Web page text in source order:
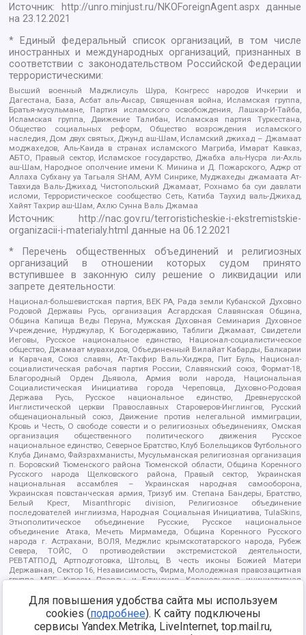
Источник: http://unro.minjust.ru/NKOForeignAgent.aspxданные
на23.12.2021
* Единый федеральный список организаций, в том числе
иностранных и международных организаций, признанных в
соответствии с законодательством Российской Федерации
террористическими:
Высший военный Маджлисуль Шура, Конгресс народов Ичкерии и
Дагестана, База, Асбат аль-Ансар, Священная война, Исламская группа,
Братья-мусульмане, Партия исламского освобождения, Лашкар-И-Тайба,
Исламская группа, Движение Талибан, Исламская партия Туркестана,
Общество социальных реформ, Общество возрождения исламского
наследия, Дом двух святых, Джунд аш-Шам, Исламский джихад – Джамаат
моджахедов, Аль-Каида в странах исламского Магриба, Имарат Кавказ,
АБТО, Правый сектор, Исламское государство, Джабха аль-Нусра ли-Ахль
аш-Шам, Народное ополчение имени К. Минина и Д. Пожарского, Аджр от
Аллаха Субхану уа Тагьаля SHAM, АУМ Синрике, Муджахеды джамаата Ат-
Тавхида Валь-Джихад, Чистопольский Джамаат, Рохнамо ба суи давлати
исломи, Террористическое сообщество Сеть, Катиба Таухид валь-Джихад,
Хайят Тахрир аш-Шам, Ахлю Сунна Валь Джамаа
Источник:
http://nac.gov.ru/terroristicheskie-i-ekstremistskie-
organizacii-i-materialy.html данные на06.12.2021
* Перечень общественных объединений и религиозных
организаций в отношении которых судом принято
вступившее в законную силу решение о ликвидации или
запрете деятельности:
Национал-большевистская партия, ВЕК РА, Рада земли Кубанской Духовно
Родовой Державы Русь, организация Асгардская Славянская Община,
Община Капища Веды Перуна, Мужская Духовная Семинария Духовное
Учреждение, Нурджулар, К Богодержавию, Таблиги Джамаат, Свидетели
Иеговы, Русское национальное единство, Национал-социалистическое
общество, Джамаат мувахидов, Объединенный Вилайат Кабарды, Балкарии
и Карачая, Союз славян, Ат-Такфир Валь-Хиджра, Пит Буль, Национал-
социалистическая рабочая партия России, Славянский союз, Формат-18,
Благородный Орден Дьявола, Армия воли народа, Национальная
Социалистическая Инициатива города Череповца, Духовно-Родовая
Держава Русь, Русское национальное единство, Древнерусской
Инглистической церкви Православных Староверов-Инглингов, Русский
общенациональный союз, Движение против нелегальной иммиграции,
Кровь и Честь, О свободе совести и о религиозных объединениях, Омская
организация общественного политического движения Русское
национальное единство, Северное Братство, Клуб Болельщиков Футбольного
Клуба Динамо, Файзрахманисты, Мусульманская религиозная организация
п. Боровский Тюменского района Тюменской области, Община Коренного
Русского народа Щелковского района, Правый сектор, Украинская
национальная ассамблея – Украинская народная самооборона,
Украинская повстанческая армия, Тризуб им. Степана Бандеры, Братство,
Белый Крест, Misanthropic division, Религиозное объединение
последователей инглиизма, Народная Социальная Инициатива, TulaSkins,
Этнополитическое объединение Русские, Русское национальное
объединение Атака, Мечеть Мирмамеда, Община Коренного Русского
народа г. Астрахани, ВОЛЯ, Меджлис крымскотатарского народа, Рубеж
Севера, ТОЙС, О противодействии экстремистской деятельности,
РЕВТАТПОД, Артподготовка, Штольц, В честь иконы Божией Матери
Державная, Сектор 16, Независимость, Фирма, Молодежная правозащитная
группа МПГ, Курсом Правды и Единения, Каракольская инициативная
Благотворительный пансионат Ак Умут, Русская республика Русь,
Арестантское уголовное единство, Башкорт, Нация и свобода, W.H.С., Фалунь
Дафа, Иртыш Ultras, Русский Патриотический клуб-Новокузнецк/РПК,
Сибирский державный союз, Фонд борьбы с коррупцией, Фонд защиты прав
Для повышения удобства сайта мы используем
cookies (подробнее). К сайту подключены
сервисы Yandex.Metrika, LiveInternet, top.mail.ru,